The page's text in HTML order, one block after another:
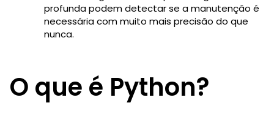
profunda podem detectar se a manutenção é
necessária com muito mais precisão do que
nunca.
O que é Python?